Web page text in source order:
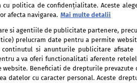
Politica de confidentialitate
politica de confidențialitate. Aceste
afecta navigarea. Mai multe detalii
si agentiile de publicitate partenere,
prelucram date pentru a permite
si anunturile publicitare afisate
a va oferi functionalitati aferente
Beneficiati de drepturile prevazute
datelor cu caracter personal. Aceste